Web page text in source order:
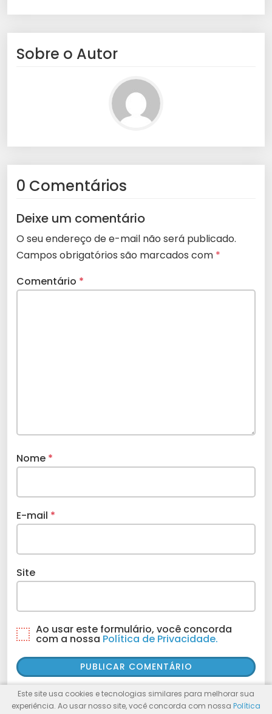
Sobre o Autor
0 Comentários
Deixe um comentário
O seu endereço de e-mail não será publicado.
Campos obrigatórios são marcados com *
Comentário *
Nome *
E-mail *
Site
Ao usar este formulário, você concorda
com a nossa Política de Privacidade.
Este site usa cookies e tecnologias similares para melhorar sua
experiência. Ao usar nosso site, você concorda com nossa Política